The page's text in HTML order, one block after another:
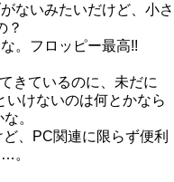
ないみたいだけど、小さ
？
。フロッピー最高!!
きているのに、未だに
いけないのは何とかなら
。
、PC関連に限らず便利
。